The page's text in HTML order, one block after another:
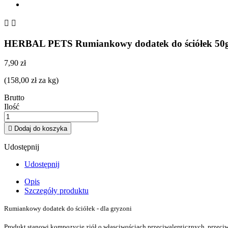
 
HERBAL PETS Rumiankowy dodatek do ściółek
7,90 zł
(158,00 zł za kg)
Brutto
Ilość
 Dodaj do koszyka
Udostępnij
Udostępnij
Opis
Szczegóły produktu
Rumiankowy dodatek do ściółek - dla gryzoni